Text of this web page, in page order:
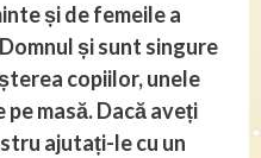
și de femeile a
și sunt singure
copiilor, unele
pe masă. Dacă aveți
ajutați-le cu un